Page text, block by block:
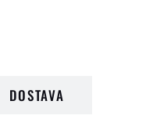
DOSTAVA